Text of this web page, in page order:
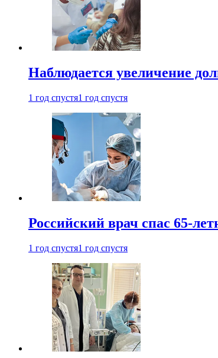
Наблюдается увеличение
1 год спустя1 год спустя
Российский врач спас 65-
1 год спустя1 год спустя